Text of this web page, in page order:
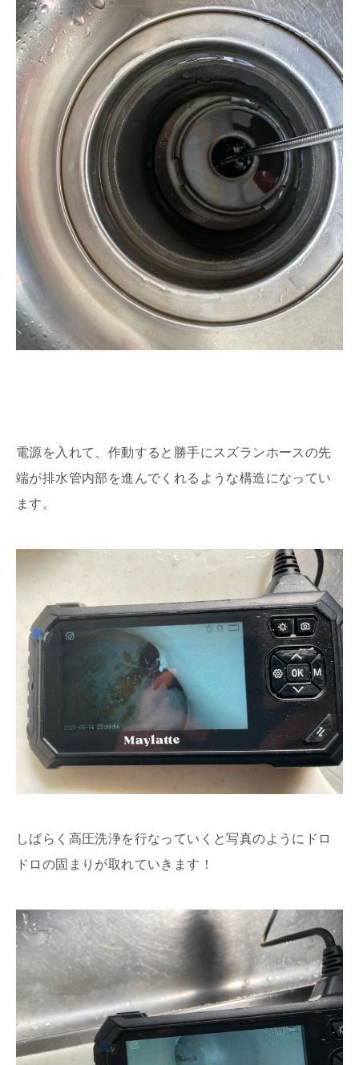
電源を入れて、作動すると勝手にスズランホースの先
端が排水管内部を進んでくれるような構造になってい
ます。
しばらく高圧洗浄を行なっていくと写真のようにドロ
ドロの固まりが取れていきます！